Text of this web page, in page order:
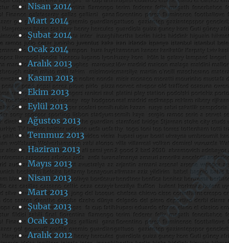
Nisan 2014
Mart 2014
Şubat 2014
Ocak 2014
Aralık 2013
Kasım 2013
Ekim 2013
Eylül 2013
Ağustos 2013
Temmuz 2013
Haziran 2013
Mayıs 2013
Nisan 2013
Mart 2013
Şubat 2013
Ocak 2013
Aralık 2012